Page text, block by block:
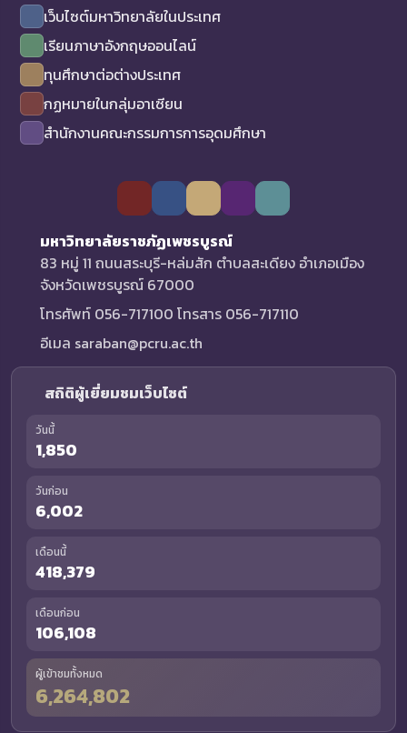
เว็บไซต์มหาวิทยาลัยในประเทศ
เรียนภาษาอังกฤษออนไลน์
ทุนศึกษาต่อต่างประเทศ
กฏหมายในกลุ่มอาเซียน
สำนักงานคณะกรรมการการอุดมศึกษา
มหาวิทยาลัยราชภัฏเพชรบูรณ์
83 หมู่ 11 ถนนสระบุรี-หล่มสัก ตำบลสะเดียง อำเภอเมือง
จังหวัดเพชรบูรณ์ 67000
โทรศัพท์ 056-717100 โทรสาร 056-717110
อีเมล saraban@pcru.ac.th
สถิติผู้เยี่ยมชมเว็บไซต์
วันนี้
1,850
วันก่อน
6,002
เดือนนี้
418,379
เดือนก่อน
106,108
ผู้เข้าชมทั้งหมด
6,264,802